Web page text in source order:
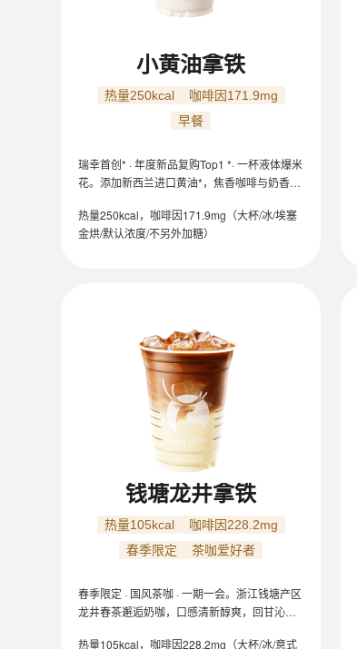
小黄油拿铁
热量250kcal
咖啡因171.9mg
早餐
瑞幸首创* · 年度新品复购Top1 *· 一杯液体爆米
花。添加新西兰进口黄油*，焦香咖啡与奶香黄
醇不腻。可作为早餐饮用。
热量250kcal，咖啡因171.9mg（大杯/冰/埃塞
金烘/默认浓度/不另外加糖）
钱塘龙井拿铁
热量105kcal
咖啡因228.2mg
春季限定
茶咖爱好者
春季限定 · 国风茶咖 · 一期一会。浙江钱塘产区
龙井春茶邂逅奶咖，口感清新醇爽，回甘沁
热量105kcal，咖啡因228.2mg（大杯/冰/意式